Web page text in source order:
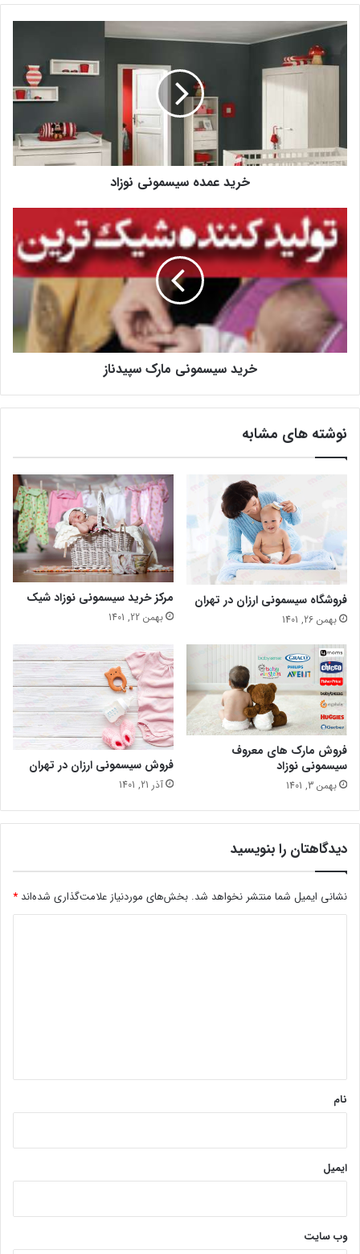
خرید عمده سیسمونی نوزاد
خرید سیسمونی مارک سپیدناز
نوشته های مشابه
فروشگاه سیسمونی ارزان در تهران
بهمن 26, 1401
مرکز خرید سیسمونی نوزاد شیک
بهمن 22, 1401
فروش مارک های معروف
سیسمونی نوزاد
بهمن 3, 1401
فروش سیسمونی ارزان در تهران
آذر 21, 1401
دیدگاهتان را بنویسید
نشانی ایمیل شما منتشر نخواهد شد. بخش‌های موردنیاز علامت‌گذاری شده‌اند *
نام
ایمیل
وب‌ سایت